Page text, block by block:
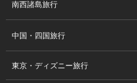
南西諸島旅行
中国・四国旅行
東京・ディズニー旅行